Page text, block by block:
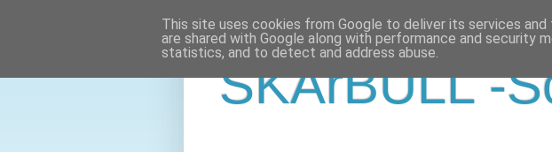
SKArBULL -
This site uses cookies from Google to deliver its services
are shared with Google along with performance and security
statistics, and to detect and address abuse.